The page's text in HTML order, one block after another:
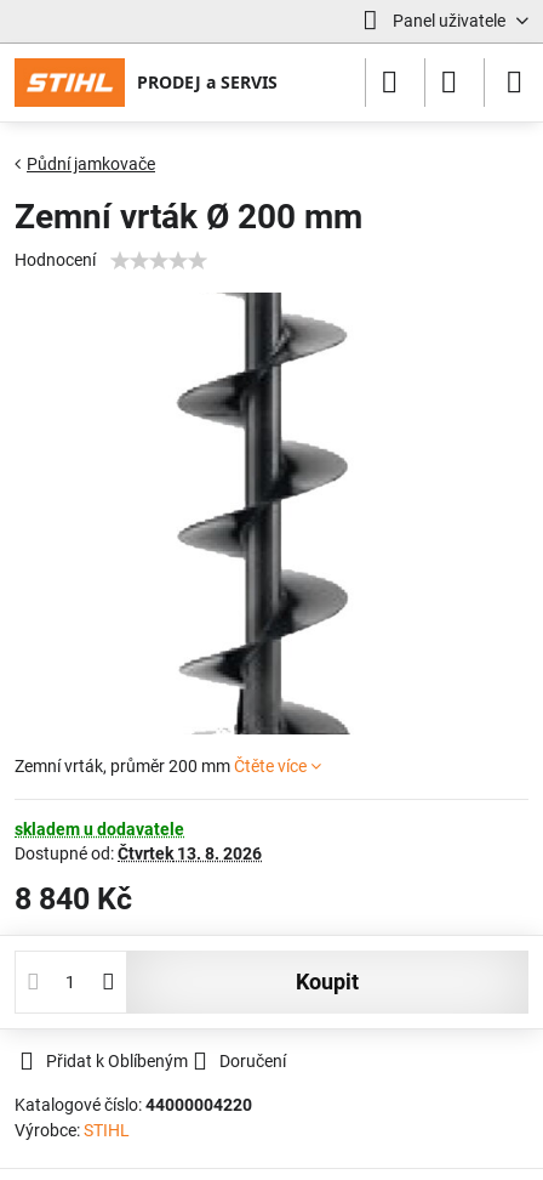
Panel uživatele
Půdní jamkovače
Zemní vrták Ø 200 mm
Hodnocení
Zemní vrták, průměr 200 mmČtěte více
skladem u dodavatele
Dostupné od:Čtvrtek 13. 8. 2026
8 840 Kč
koupit
Přidat k Oblíbeným Doručení
Katalogové číslo:44000004220
Výrobce:STIHL